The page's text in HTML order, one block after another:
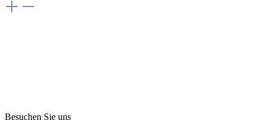
Besuchen Sie uns